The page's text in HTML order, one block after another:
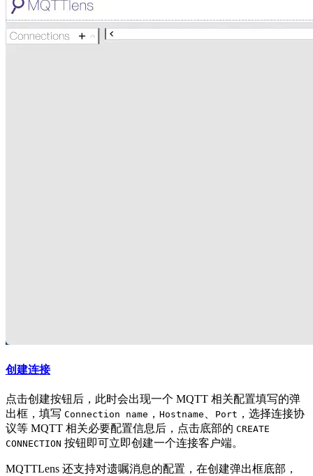
创建连接
点击创建按钮后，此时会出现一个 MQTT 相关配置填写的弹
出框，填写 Connection name ， Hostname Port ，选择连接协
议等 MQTT 相关必要配置信息后，点击底部的 CREATE
CONNECTION 按钮即可立即创建一个连接客户端。
MQTTLens 还支持对遗嘱消息的配置，在创建弹出框底部，